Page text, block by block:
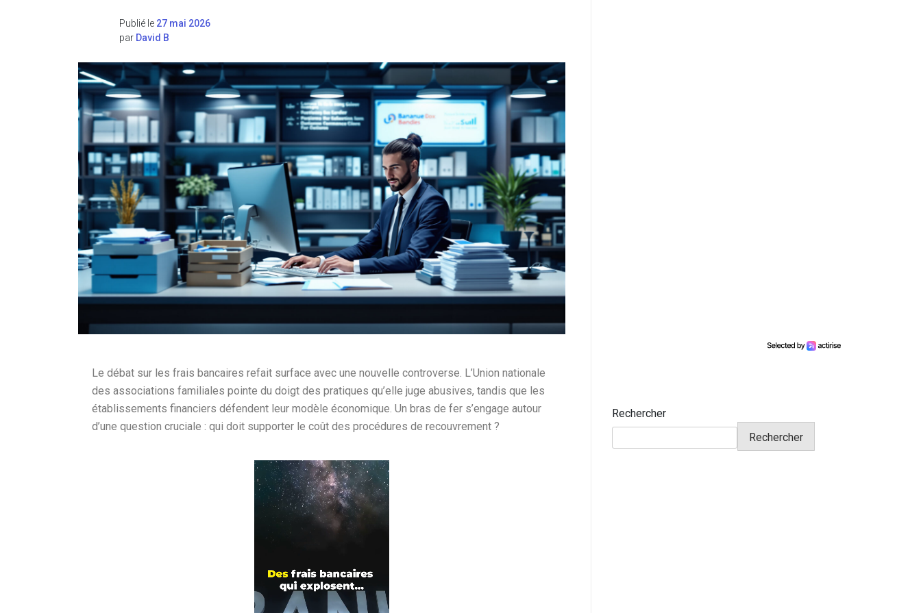
Publié le 27 mai 2026
par David B
Le débat sur les frais bancaires refait surface avec une nouvelle controverse. L’Union nationale
des associations familiales pointe du doigt des pratiques qu’elle juge abusives, tandis que les
établissements financiers défendent leur modèle économique. Un bras de fer s’engage autour
d’une question cruciale : qui doit supporter le coût des procédures de recouvrement ?
Rechercher
Rechercher